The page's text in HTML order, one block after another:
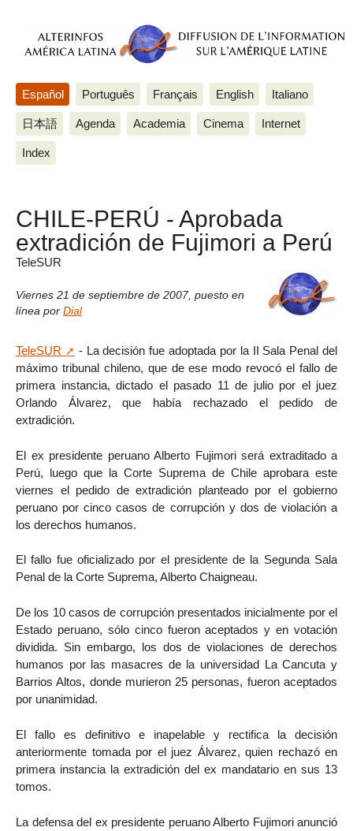
Español Português Français English Italiano
日本語 Agenda Academia Cinema Internet
Index
CHILE-PERÚ - Aprobada
extradición de Fujimori a Perú
TeleSUR
Viernes 21 de septiembre de 2007, puesto en
línea por Dial
TeleSUR
- La decisión fue adoptada por la II Sala Penal del
máximo tribunal chileno, que de ese modo revocó el fallo de
primera instancia, dictado el pasado 11 de julio por el juez
Orlando Álvarez, que había rechazado el pedido de
extradición.
El ex presidente peruano Alberto Fujimori será extraditado a
Perú, luego que la Corte Suprema de Chile aprobara este
viernes el pedido de extradición planteado por el gobierno
peruano por cinco casos de corrupción y dos de violación a
los derechos humanos.
El fallo fue oficializado por el presidente de la Segunda Sala
Penal de la Corte Suprema, Alberto Chaigneau.
De los 10 casos de corrupción presentados inicialmente por el
Estado peruano, sólo cinco fueron aceptados y en votación
dividida. Sin embargo, los dos de violaciones de derechos
humanos por las masacres de la universidad La Cancuta y
Barrios Altos, donde murieron 25 personas, fueron aceptados
por unanimidad.
El fallo es definitivo e inapelable y rectifica la decisión
anteriormente tomada por el juez Álvarez, quien rechazó en
primera instancia la extradición del ex mandatario en sus 13
tomos.
La defensa del ex presidente peruano Alberto Fujimori anunció